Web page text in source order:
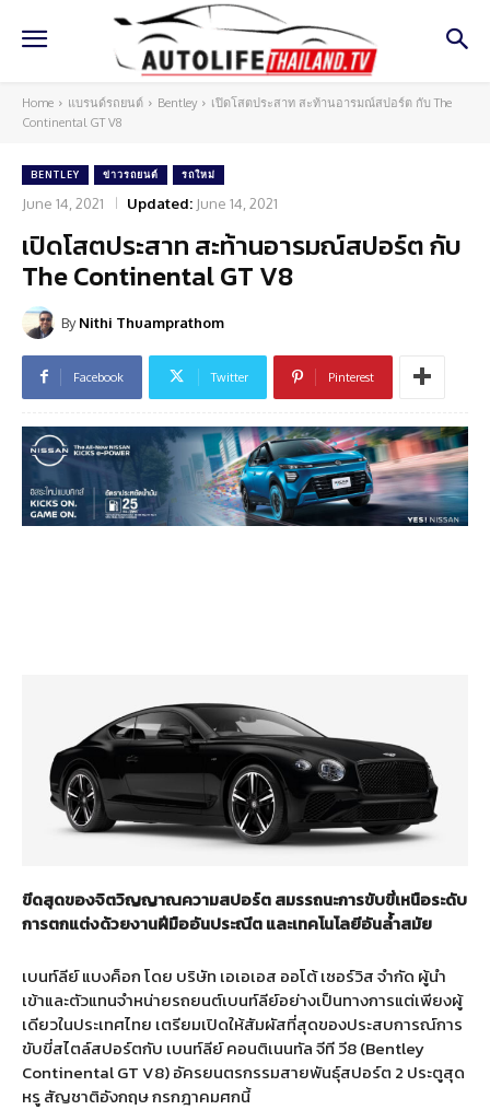
Home แบรนด์รถยนต์ Bentley
เปิดโสตประสาท สะท้านอารมณ์สปอร์ต กับ The
Continental GT V8
BENTLEY ข่าวรถยนต์ รถใหม่
June 14, 2021 Updated: June 14, 2021
เปิดโสตประสาท สะท้านอารมณ์สปอร์ต กับ
The Continental GT V8
By Nithi Thuamprathom
Facebook Twitter Pinterest
ขีดสุดของจิตวิญญาณความสปอร์ต สมรรถนะการขับขี่เหนือระดับ
การตกแต่งด้วยงานฝีมืออันประณีต และเทคโนโลยีอันล้ำสมัย
เบนท์ลีย์ แบงค็อก โดย บริษัท เอเอเอส ออโต้ เซอร์วิส จำกัด ผู้นำ
เข้าและตัวแทนจำหน่ายรถยนต์เบนท์ลีย์อย่างเป็นทางการแต่เพียงผู้
เดียวในประเทศไทย เตรียมเปิดให้สัมผัสที่สุดของประสบการณ์การ
ขับขี่สไตล์สปอร์ตกับ เบนท์ลีย์ คอนติเนนทัล จีที วี8 (Bentley
Continental GT V8) อัครยนตรกรรมสายพันธุ์สปอร์ต 2 ประตูสุด
หรู สัญชาติอังกฤษ กรกฎาคมศกนี้